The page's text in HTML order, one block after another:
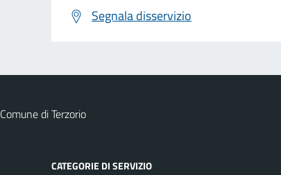
Segnala disservizio
Comune di Terzorio
CATEGORIE DI SERVIZIO